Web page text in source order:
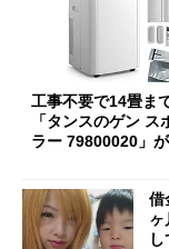
工事不要で14畳ま
「タンスのゲン ス
ラー 79800020」
借
ヶ